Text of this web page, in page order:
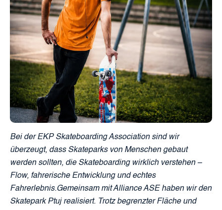
Bei der EKP Skateboarding Association sind wir
überzeugt, dass Skateparks von Menschen gebaut
werden sollten, die Skateboarding wirklich verstehen –
Flow, fahrerische Entwicklung und echtes
Fahrerlebnis.Gemeinsam mit Alliance ASE haben wir den
Skatepark Ptuj realisiert. Trotz begrenzter Fläche und